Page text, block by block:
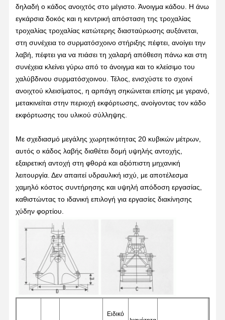
Αρχική
Σελίδα
Προϊόντα Βίντεο
Εμάς
δηλαδή ο κάδος ανοιχτός στο μέγιστο. Άνοιγμα κάδου. Η άνω
εγκάρσια δοκός και η κεντρική απόσταση της τροχαλίας
τροχαλίας τροχαλίας κατώτερης διασταύρωσης αυξάνεται,
στη συνέχεια το συρματόσχοινο στήριξης πέφτει, ανοίγει την
λαβή, πέφτει για να πιάσει τη χαλαρή απόθεση πάνω και στη
συνέχεια κλείνει γύρω από το άνοιγμα και το κλείσιμο του
χαλύβδινου συρματόσχοινου. Τέλος, ενισχύστε το σχοινί
ανοιχτού κλεισίματος, η αρπάγη σηκώνεται επίσης με γερανό,
μετακινείται στην περιοχή εκφόρτωσης, ανοίγοντας τον κάδο
εκφόρτωσης του υλικού σύλληψης.
Με σχεδιασμό μεγάλης χωρητικότητας 20 κυβικών μέτρων,
αυτός ο κάδος λαβής διαθέτει δομή υψηλής αντοχής,
εξαιρετική αντοχή στη φθορά και αξιόπιστη μηχανική
λειτουργία. Δεν απαιτεί υδραυλική ισχύ, με αποτέλεσμα
χαμηλό κόστος συντήρησης και υψηλή απόδοση εργασίας,
καθιστώντας το ιδανική επιλογή για εργασίες διακίνησης
χύδην φορτίου.
Ειδικό